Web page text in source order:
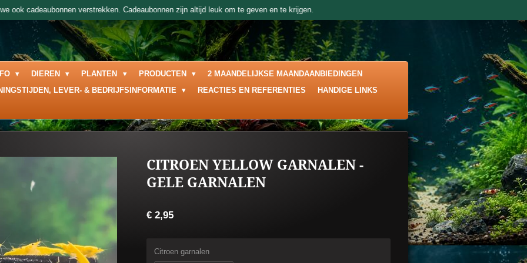
ook cadeaubonnen verstrekken. Cadeaubonnen zijn altijd leuk om te geven en te krijgen.
DIEREN PLANTEN PRODUCTEN
2 MAANDELIJKSE MAANDAANBIEDINGEN
LEVER- & BEDRIJFSINFORMATIE REACTIES EN REFERENTIES HANDIGE LINKS
CITROEN YELLOW GARNALEN -
GELE GARNALEN
€ 2,95
Citroen garnalen